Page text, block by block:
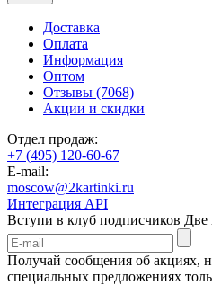
Доставка
Оплата
Информация
Оптом
Отзывы (7068)
Акции и скидки
Отдел продаж:
+7 (495) 120-60-67
E-mail:
moscow@2kartinki.ru
Интеграция API
Вступи в клуб подписчиков Две
Получай сообщения об акциях,
специальных предложениях